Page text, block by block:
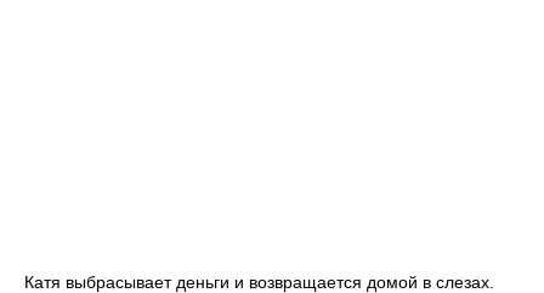
Катя выбрасывает деньги и возвращается домой в слезах.